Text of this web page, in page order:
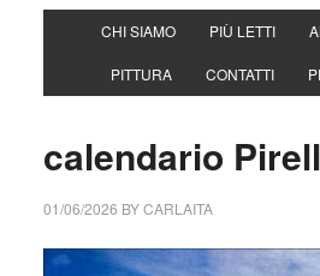
CHI SIAMO PIÙ LETTI
PITTURA CONTATTI
calendario
01/06/2026 BYCARLAITA